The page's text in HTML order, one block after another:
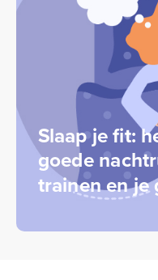
Slaap je fit:
goede
trainen en je